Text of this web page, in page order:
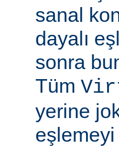
sanal
dayalı
sonra
Tüm
yerine
eşlemeyi